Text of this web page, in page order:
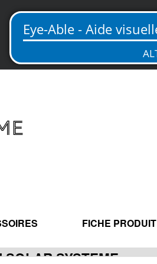
FR
FICHE PRODUIT
SOLAR SYSTEME